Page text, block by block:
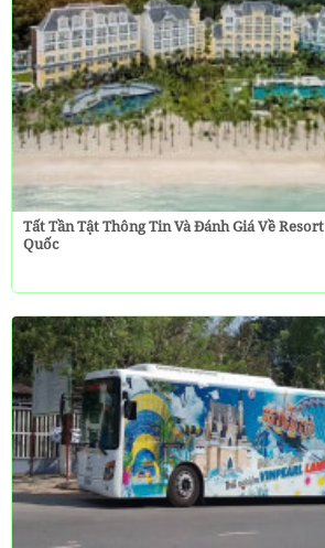
Tất Tần Tật Thông Tin Và Đánh Giá Về
Quốc